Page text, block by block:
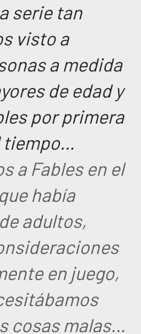
serie tan
visto a
a medida
de edad y
por primera
tiempo…
a Fables en el
había
adultos,
en juego,
cosas malas…